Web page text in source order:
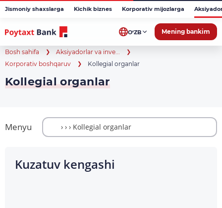
Jismoniy shaxslarga Kichik biznes Korporativ mijozlarga
O‘ZB Mening bankim
Bosh sahifa
Aksiyadorlar va inve...
Korporativ boshqaruv
Kollegial organlar
Kollegial organlar
Menyu
Kuzatuv kengashi